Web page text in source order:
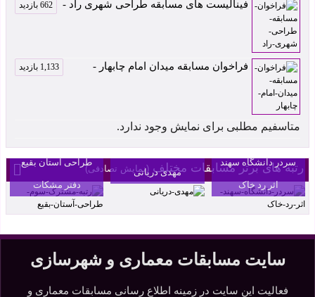
فینالیست های مسابقه طراحی شهری راد - 662 بازدید
فراخوان مسابقه میدان امام چابهار - 1,133 بازدید
متاسفیم مطلبی برای نمایش وجود ندارد.
رتبه های برتر مسابقات مختلف (نمایش تصادفی)
سردر دانشگاه سهند
اثر رد خاک
سردر مجموعه
بنکداران آمل اثر
مهدی دریانی
طراحی آستان بقیع
دفتر مشکات
سایت مسابقات معماری و شهرسازی
فعالیت این سایت در زمینه اطلاع رسانی مسابقات معماری و